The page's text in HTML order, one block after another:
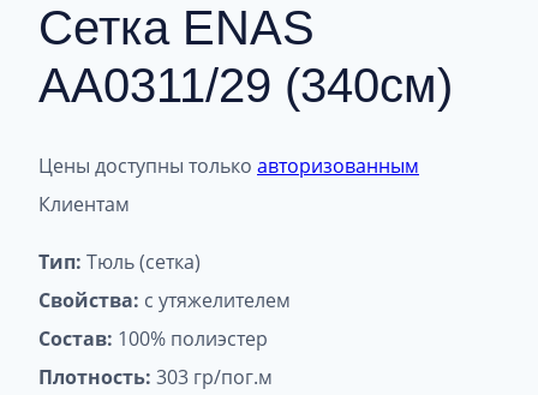
Сетка ENAS
АА0311/29 (340см)
Цены доступны только авторизованным
Клиентам
Тип: Тюль (сетка)
Свойства: с утяжелителем
Состав: 100% полиэстер
Плотность: 303 гр/пог.м